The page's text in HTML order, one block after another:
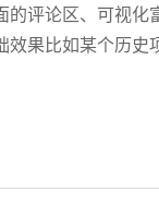
评论区、可视化
果比如某个历史